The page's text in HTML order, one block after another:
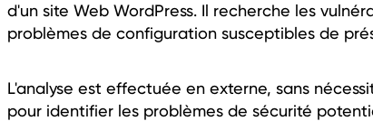
d'un site Web WordPress. Il recherche les
problèmes de configuration susceptibles de
L'analyse est effectuée en externe, sans
pour identifier les problèmes de sécurité